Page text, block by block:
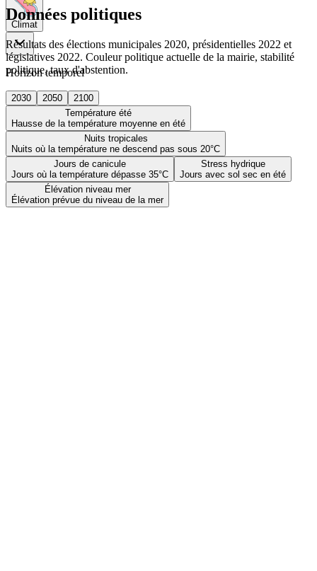
Climat
Horizon temporel
2030 2050
2100
Température été
Hausse de la température moyenne en été
Nuits tropicales
Nuits où la température ne descend pas sous 20°C
Jours de canicule
Jours où la température dépasse 35°C
Stress hydrique
Jours avec sol sec en été
Élévation niveau mer
Élévation prévue du niveau de la mer
Données politiques
Résultats des élections municipales 2020, présidentielles 2022 et
législatives 2022. Couleur politique actuelle de la mairie, stabilité
politique, taux d'abstention.